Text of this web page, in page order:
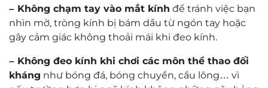
Tròng kính chống ánh sáng xanh Ecolite chỉ có một
chiết suất 1.56 sẽ phù hợp với số độ là dưới 5, nếu
bạn có số độ cao hơn hãy tham khảo các dòng sản
phẩm cao cấp hơn để có tròng kính mỏng và đẹp